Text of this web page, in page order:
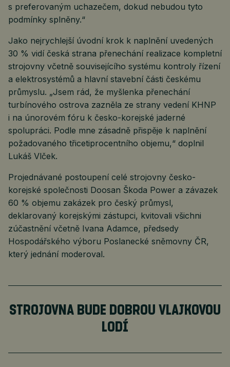
s preferovaným uchazečem, dokud nebudou tyto
podmínky splněny.“
Jako nejrychlejší úvodní krok k naplnění uvedených
30 % vidí česká strana přenechání realizace kompletní
strojovny včetně souvisejícího systému kontroly řízení
a elektrosystémů a hlavní stavební části českému
průmyslu. „Jsem rád, že myšlenka přenechání
turbínového ostrova zazněla ze strany vedení KHNP
i na únorovém fóru k česko-korejské jaderné
spolupráci. Podle mne zásadně přispěje k naplnění
požadovaného třicetiprocentního objemu,“ doplnil
Lukáš Vlček.
Projednávané postoupení celé strojovny česko-
korejské společnosti Doosan Škoda Power a závazek
60 % objemu zakázek pro český průmysl,
deklarovaný korejskými zástupci, kvitovali všichni
zúčastnění včetně Ivana Adamce, předsedy
Hospodářského výboru Poslanecké sněmovny ČR,
který jednání moderoval.
STROJOVNA BUDE DOBROU VLAJKOVOU
LODÍ